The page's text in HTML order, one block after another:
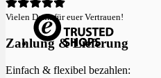
Vielen Dank für euer Vertrauen!
Zahlung & Lieferung
Einfach & flexibel bezahlen: